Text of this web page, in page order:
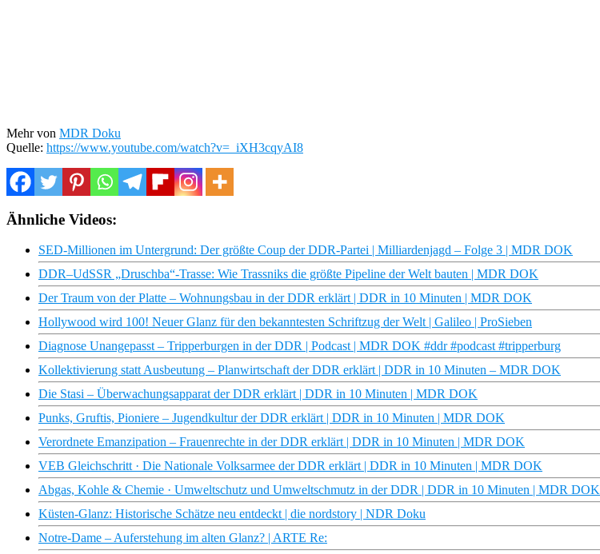
Mehr von MDR Doku
Quelle: https://www.youtube.com/watch?v=_iXH3cqyAI8
Ähnliche Videos:
SED-Millionen im Untergrund: Der größte Coup der DDR-Partei | Milliardenjagd – Folge 3 | MDR DOK
DDR–UdSSR „Druschba“-Trasse: Wie Trassniks die größte Pipeline der Welt bauten | MDR DOK
Der Traum von der Platte – Wohnungsbau in der DDR erklärt | DDR in 10 Minuten | MDR DOK
Hollywood wird 100! Neuer Glanz für den bekanntesten Schriftzug der Welt | Galileo | ProSieben
Diagnose Unangepasst – Tripperburgen in der DDR | Podcast | MDR DOK #ddr #podcast #tripperburg
Kollektivierung statt Ausbeutung – Planwirtschaft der DDR erklärt | DDR in 10 Minuten – MDR DOK
Die Stasi – Überwachungsapparat der DDR erklärt | DDR in 10 Minuten | MDR DOK
Punks, Gruftis, Pioniere – Jugendkultur der DDR erklärt | DDR in 10 Minuten | MDR DOK
Verordnete Emanzipation – Frauenrechte in der DDR erklärt | DDR in 10 Minuten | MDR DOK
VEB Gleichschritt · Die Nationale Volksarmee der DDR erklärt | DDR in 10 Minuten | MDR DOK
Abgas, Kohle & Chemie · Umweltschutz und Umweltschmutz in der DDR | DDR in 10 Minuten | MDR DOK
Küsten-Glanz: Historische Schätze neu entdeckt | die nordstory | NDR Doku
Notre-Dame – Auferstehung im alten Glanz? | ARTE Re: